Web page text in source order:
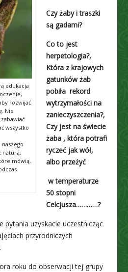
edukacja
rozwijać
Nie
wszystko
naturą,
mówią,
Czy żaby i traszki
są gadami?
Co to jest
herpetologia?,
Która z krajowych
gatunków żab
pobiła rekord
wytrzymałości na
zanieczyszczenia?,
Czy jest na świecie
żaba , która potrafi
ryczeć jak wół,
albo przeżyć
w temperaturze
50 stopni
Celcjusza…………?
pytania uzyskacie uczestnicząc
przyrodniczych
roku do obserwacji tej grupy